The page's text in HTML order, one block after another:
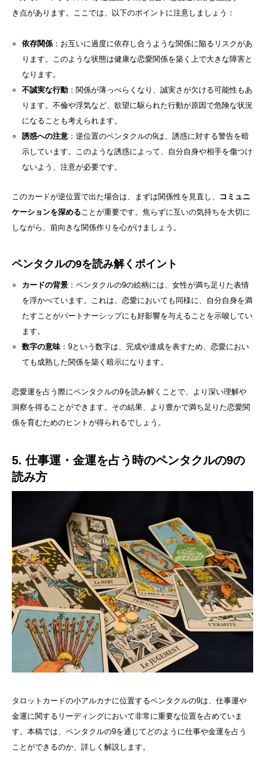
き点があります。ここでは、以下のポイントに注意しましょう：
依存関係：お互いに過度に依存し合うような関係に陥るリスクがあ
ります。このような状態は健康な恋愛関係を築く上で大きな障害と
なります。
不誠実な行動：関係が薄っぺらくなり、誠実さが欠ける可能性もあ
ります。不倫や浮気など、欲望に駆られた行動が原因で危険な状況
になることも考えられます。
誘惑への注意：逆位置のペンタクルの9は、誘惑に対する警告を暗
示しています。このような誘惑によって、自分自身や相手を傷つけ
ないよう、注意が必要です。
このカードが逆位置で出た場合は、まずは関係性を見直し、
コミュニ
ケーションを深める ことが重要です。焦らずに互いの気持ちを大切に
しながら、前向きな関係作りを心がけましょう。
ペンタクルの9を読み解くポイント
カードの背景：ペンタクルの9の絵柄には、女性が満ち足りた表情
を浮かべています。これは、恋愛においても同様に、自分自身を満
たすことがパートナーシップにも好影響を与えることを示唆してい
ます。
数字の意味：9という数字は、完成や達成を表すため、恋愛におい
ても成熟した関係を築く暗示になります。
恋愛運を占う際にペンタクルの9を読み解くことで、より深い理解や
洞察を得ることができます。その結果、より豊かで満ち足りた恋愛関
係を育むためのヒントが得られるでしょう。
5. 仕事運・金運を占う時のペンタクルの9の
読み方
タロットカードの小アルカナに位置するペンタクルの9は、仕事運や
金運に関するリーディングにおいて非常に重要な位置を占めていま
す。本稿では、ペンタクルの9を通じてどのように仕事や金運を占う
ことができるのか、詳しく解説します。